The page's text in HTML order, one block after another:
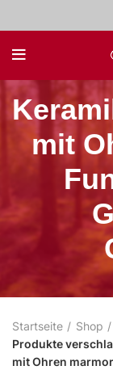
mit
Startseite
Shop
Produkte
mit Ohren